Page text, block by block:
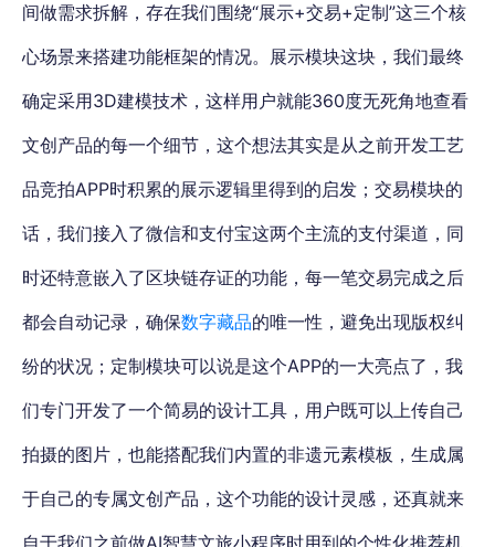
间做需求拆解，存在我们围绕“展示+交易+定制”这三个核
心场景来搭建功能框架的情况。展示模块这块，我们最终
确定采用3D建模技术，这样用户就能360度无死角地查看
文创产品的每一个细节，这个想法其实是从之前开发工艺
品竞拍APP时积累的展示逻辑里得到的启发；交易模块的
话，我们接入了微信和支付宝这两个主流的支付渠道，同
时还特意嵌入了区块链存证的功能，每一笔交易完成之后
都会自动记录，确保数字藏品的唯一性，避免出现版权纠
纷的状况；定制模块可以说是这个APP的一大亮点了，我
们专门开发了一个简易的设计工具，用户既可以上传自己
拍摄的图片，也能搭配我们内置的非遗元素模板，生成属
于自己的专属文创产品，这个功能的设计灵感，还真就来
自于我们之前做AI智慧文旅小程序时用到的个性化推荐机